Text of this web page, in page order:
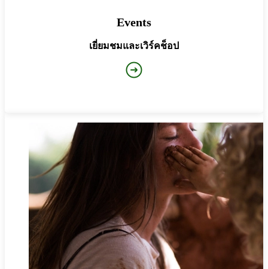
Events
เยี่ยมชมและเวิร์คช็อป